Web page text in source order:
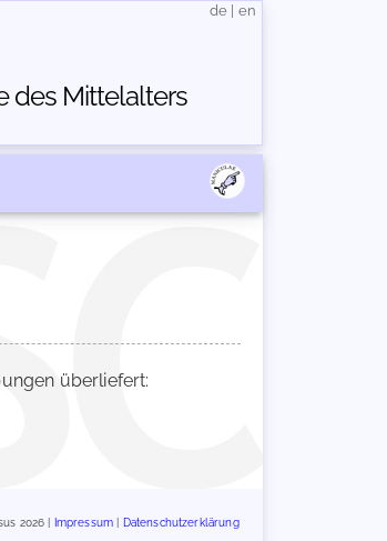
des Mittelalters
de en
überliefert:
2026 | Impressum Datenschutzerklärung